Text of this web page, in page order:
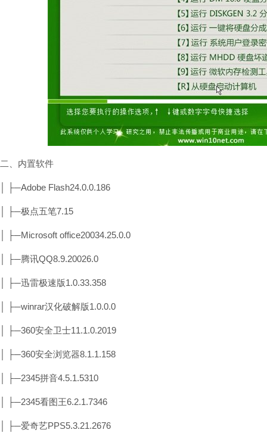
二、内置软件
│ ├─Adobe Flash24.0.0.186
│ ├─极点五笔7.15
│ ├─Microsoft office20034.25.0.0
│ ├─腾讯QQ8.9.20026.0
│ ├─迅雷极速版1.0.33.358
│ ├─winrar汉化破解版1.0.0.0
│ ├─360安全卫士11.1.0.2019
│ ├─360安全浏览器8.1.1.158
│ ├─2345拼音4.5.1.5310
│ ├─2345看图王6.2.1.7346
│ ├─爱奇艺PPS5.3.21.2676